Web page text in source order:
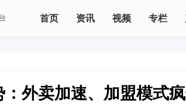
首页 资讯 视频 专栏
外卖加速、加盟模式